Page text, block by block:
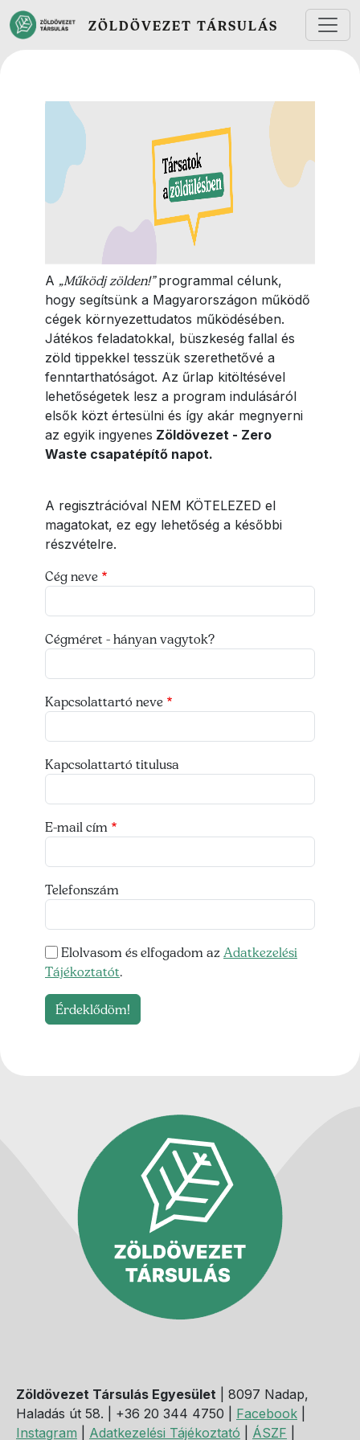
Ugrás a tartalomra
ZÖLDÖVEZET TÁRSULÁS
A „Működj zölden!”programmal célunk,
hogy segítsünk a Magyarországon működő
cégek környezettudatos működésében.
Játékos feladatokkal, büszkeség fallal és
zöld tippekkel tesszük szerethetővé a
fenntarthatóságot. Az űrlap kitöltésével
lehetőségetek lesz a program indulásáról
elsők közt értesülni és így akár megnyerni
az egyik ingyenes Zöldövezet - Zero
Waste csapatépítő napot.
A regisztrációval NEM KÖTELEZED el
magatokat, ez egy lehetőség a későbbi
részvételre.
Cég neve
Cégméret - hányan vagytok?
Kapcsolattartó neve
Kapcsolattartó titulusa
E-mail cím
Telefonszám
Elolvasom és elfogadom az Adatkezelési
Tájékoztatót.
Zöldövezet Társulás Egyesület | 8097 Nadap,
Haladás út 58. | +36 20 344 4750 | Facebook
Instagram
Adatkezelési Tájékoztató ÁSZF